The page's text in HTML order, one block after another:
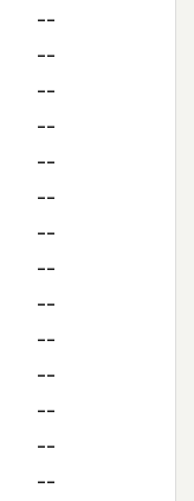
--
--
--
--
--
--
--
--
--
--
--
--
--
--